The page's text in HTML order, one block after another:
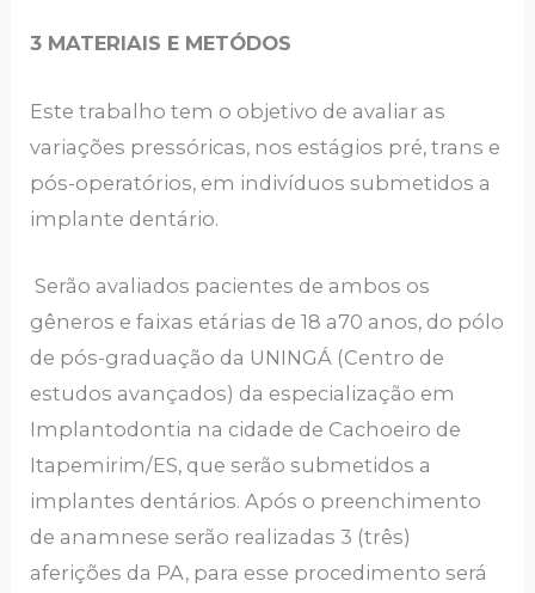
3 MATERIAIS E METÓDOS
Este trabalho tem o objetivo de avaliar as
variações pressóricas, nos estágios pré, trans e
pós-operatórios, em indivíduos submetidos a
implante dentário.
Serão avaliados pacientes de ambos os
gêneros e faixas etárias de 18 a70 anos, do pólo
de pós-graduação da UNINGÁ (Centro de
estudos avançados) da especialização em
Implantodontia na cidade de Cachoeiro de
Itapemirim/ES, que serão submetidos a
implantes dentários. Após o preenchimento
de anamnese serão realizadas 3 (três)
aferições da PA, para esse procedimento será